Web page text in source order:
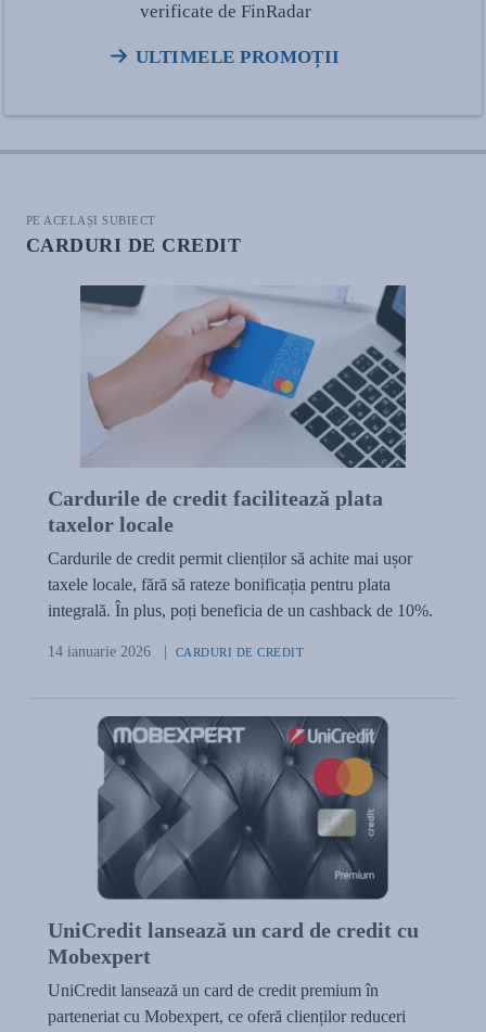
verificate de FinRadar
ULTIMELE PROMOȚII
PE ACELAȘI SUBIECT
CARDURI DE CREDIT
Cardurile de credit facilitează plata
taxelor locale
Cardurile de credit permit clienților să achite mai ușor
taxele locale, fără să rateze bonificația pentru plata
integrală. În plus, poți beneficia de un cashback de 10%.
14 ianuarie 2026 CARDURI DE CREDIT
UniCredit lansează un card de credit cu
Mobexpert
UniCredit lansează un card de credit premium în
parteneriat cu Mobexpert, ce oferă clienților reduceri